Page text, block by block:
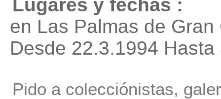
Lugares y fechas :
en Las Palmas de
Desde 22.3.1994
Pido a colecciónistas,